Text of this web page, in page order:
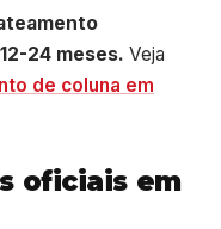
24 meses. Veja
de coluna em
oficiais em